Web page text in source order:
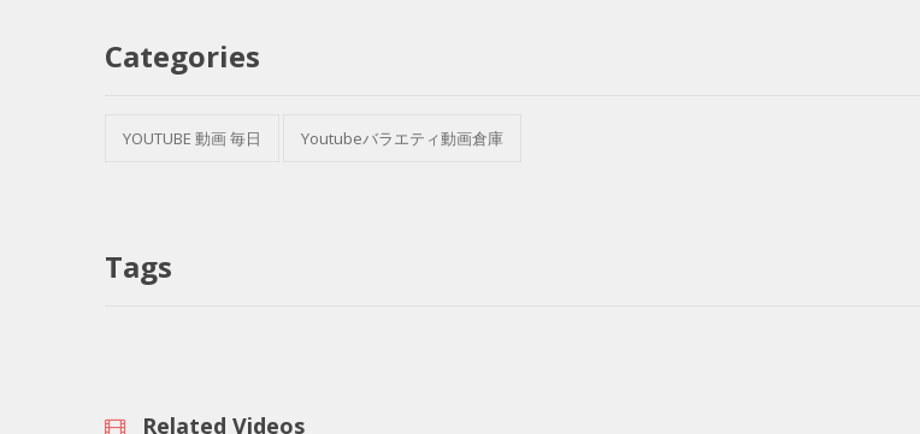
Categories
YOUTUBE 動画 毎日 Youtubeバラエティ動画倉庫
Tags
Related Videos